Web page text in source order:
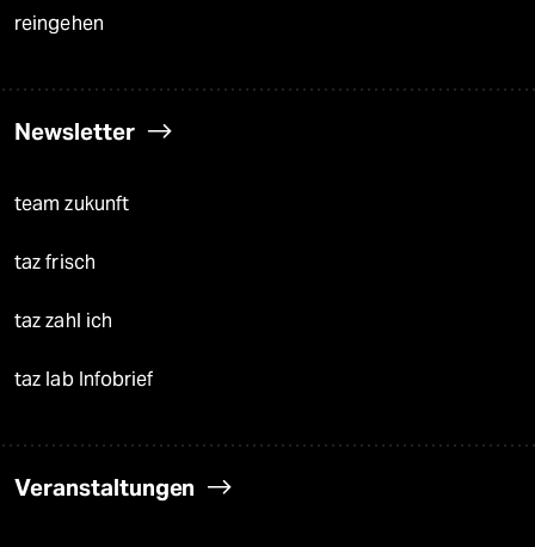
reingehen
Newsletter
team zukunft
taz frisch
taz zahl ich
taz lab Infobrief
Veranstaltungen